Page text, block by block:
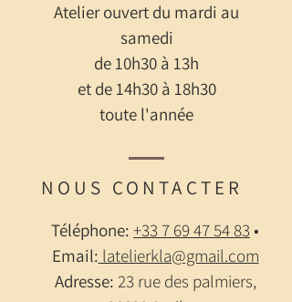
Atelier ouvert du mardi au
samedi
de 10h30 à 13h
et de 14h30 à 18h30
toute l'année
NOUS CONTACTER
Téléphone: +33 7 69 47 54 83•
Email: latelierkla@gmail.com
Adresse: 23 rue des palmiers,